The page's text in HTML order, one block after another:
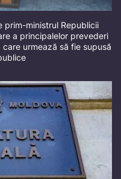
prim-ministrul Republicii
a principalelor prevederi
urmează să fie supusă